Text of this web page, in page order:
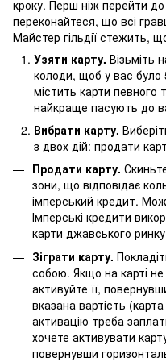
кроку. Перш ніж перейти
переконайтеся, що всі
Майстер гільдії стежить,
Узяти карту. Візьміть
колоди, щоб у вас було
містить карти певного
найкраще пасують до
Вибрати карту.
з двох дій: продати
Продати карту.
зони, що відповідає
імперський кредит.
Імперські кредити
карти джавського
Зіграти карту.
собою. Якщо на карті не
активуйте її,
вказана вартість
активацію треба
хочете активувати
повернувши